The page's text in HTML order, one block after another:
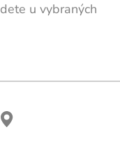
u vybraných